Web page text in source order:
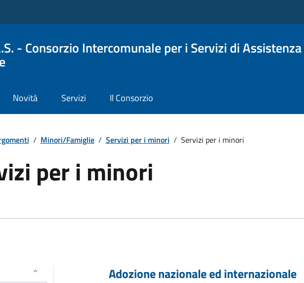
- Consorzio Intercomunale per i Servizi di Assistenza
Novità Servizi Il Consorzio
/ Minori/Famiglie / Servizi per i minori / Servizi per i minori
per i minori
Adozione nazionale ed internazionale